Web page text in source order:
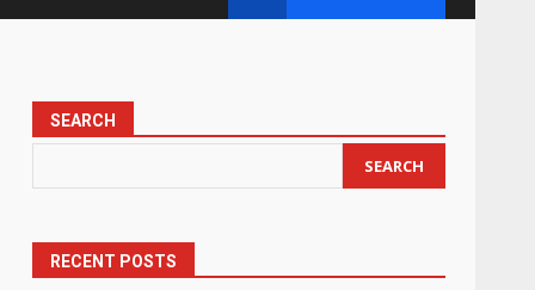
SEARCH
SEARCH
RECENT POSTS